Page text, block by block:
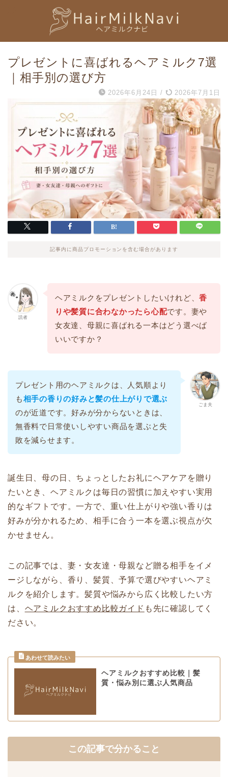
プレゼントに喜ばれるヘアミルク7選
｜相手別の選び方
2026年6月24日 / 2026年7月1日
記事内に商品プロモーションを含む場合があります
読者
ヘアミルクをプレゼントしたいけれど、香
りや髪質に合わなかったら心配です。妻や
女友達、母親に喜ばれる一本はどう選べば
いいですか？
ごま夫
プレゼント用のヘアミルクは、人気順より
も相手の香りの好みと髪の仕上がりで選ぶ
のが近道です。好みが分からないときは、
無香料で日常使いしやすい商品を選ぶと失
敗を減らせます。
誕生日、母の日、ちょっとしたお礼にヘアケアを贈り
たいとき、ヘアミルクは毎日の習慣に加えやすい実用
的なギフトです。一方で、重い仕上がりや強い香りは
好みが分かれるため、相手に合う一本を選ぶ視点が欠
かせません。
この記事では、妻・女友達・母親など贈る相手をイメ
ージしながら、香り、髪質、予算で選びやすいヘアミ
ルクを紹介します。髪質や悩みから広く比較したい方
は、 ヘアミルクおすすめ比較ガイド も先に確認してく
ださい。
ヘアミルクおすすめ比較｜髪
質・悩み別に選ぶ人気商品
この記事で分かること